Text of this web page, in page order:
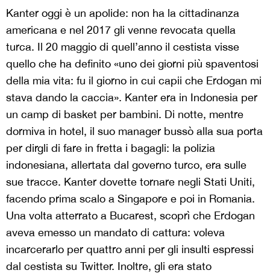
Kanter oggi è un apolide: non ha la cittadinanza
americana e nel 2017 gli venne revocata quella
turca. Il 20 maggio di quell’anno il cestista visse
quello che ha definito «uno dei giorni più spaventosi
della mia vita: fu il giorno in cui capii che Erdogan mi
stava dando la caccia». Kanter era in Indonesia per
un camp di basket per bambini. Di notte, mentre
dormiva in hotel, il suo manager bussò alla sua porta
per dirgli di fare in fretta i bagagli: la polizia
indonesiana, allertata dal governo turco, era sulle
sue tracce. Kanter dovette tornare negli Stati Uniti,
facendo prima scalo a Singapore e poi in Romania.
Una volta atterrato a Bucarest, scoprì che Erdogan
aveva emesso un mandato di cattura: voleva
incarcerarlo per quattro anni per gli insulti espressi
dal cestista su Twitter. Inoltre, gli era stato